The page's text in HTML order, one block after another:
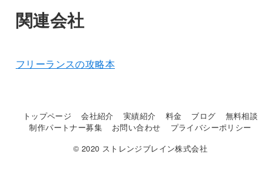
関連会社
フリーランスの攻略本
トップページ 会社紹介 実績紹介 料金 ブログ
無料相談
制作パートナー募集
お問い合わせ
プライバシーポリシー
© 2020 ストレンジブレイン株式会社